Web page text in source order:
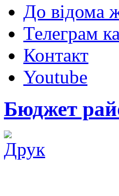
До відома
Телеграм
Контакт
Youtube
Бюджет